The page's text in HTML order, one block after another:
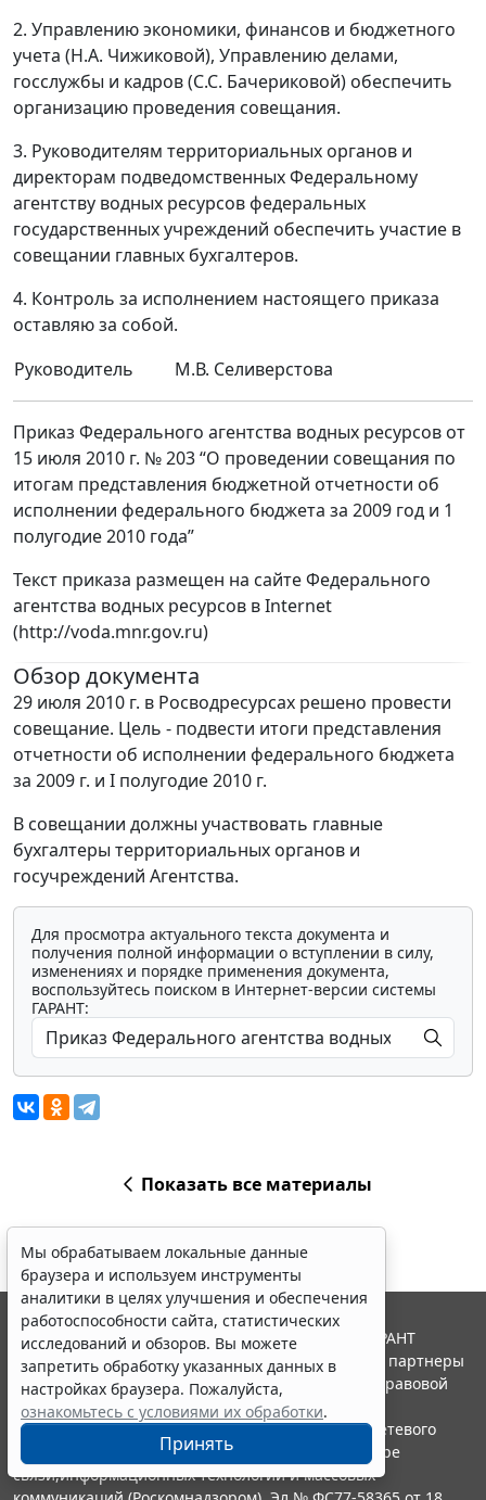
2. Управлению экономики, финансов и бюджетного
учета (Н.А. Чижиковой), Управлению делами,
госслужбы и кадров (С.С. Бачериковой) обеспечить
организацию проведения совещания.
3. Руководителям территориальных органов и
директорам подведомственных Федеральному
агентству водных ресурсов федеральных
государственных учреждений обеспечить участие в
совещании главных бухгалтеров.
4. Контроль за исполнением настоящего приказа
оставляю за собой.
Руководитель
М.В. Селиверстова
Приказ Федерального агентства водных ресурсов от
15 июля 2010 г. № 203 “О проведении совещания по
итогам представления бюджетной отчетности об
исполнении федерального бюджета за 2009 год и 1
полугодие 2010 года”
Текст приказа размещен на сайте Федерального
агентства водных ресурсов в Internet
(http://voda.mnr.gov.ru)
Обзор документа
29 июля 2010 г. в Росводресурсах решено провести
совещание. Цель - подвести итоги представления
отчетности об исполнении федерального бюджета
за 2009 г. и I полугодие 2010 г.
В совещании должны участвовать главные
бухгалтеры территориальных органов и
госучреждений Агентства.
Для просмотра актуального текста документа и
получения полной информации о вступлении в силу,
изменениях и порядке применения документа,
воспользуйтесь поиском в Интернет-версии системы
ГАРАНТ:
Показать все материалы
Мы обрабатываем локальные данные
браузера и используем инструменты
аналитики в целях улучшения и обеспечения
работоспособности сайта, статистических
исследований и обзоров. Вы можете
запретить обработку указанных данных в
настройках браузера. Пожалуйста,
ознакомьтесь с условиями их обработки.
Принять
© ООО "НПП "ГАРАНТ-СЕРВИС", 2026. Система ГАРАНТ
выпускается с 1990 года. Компания "Гарант" и ее партнеры
являются участниками Российской ассоциации правовой
информации ГАРАНТ.
Портал ГАРАНТ.РУ зарегистрирован в качестве сетевого
издания Федеральной службой по надзору в сфере
связи,информационных технологий и массовых